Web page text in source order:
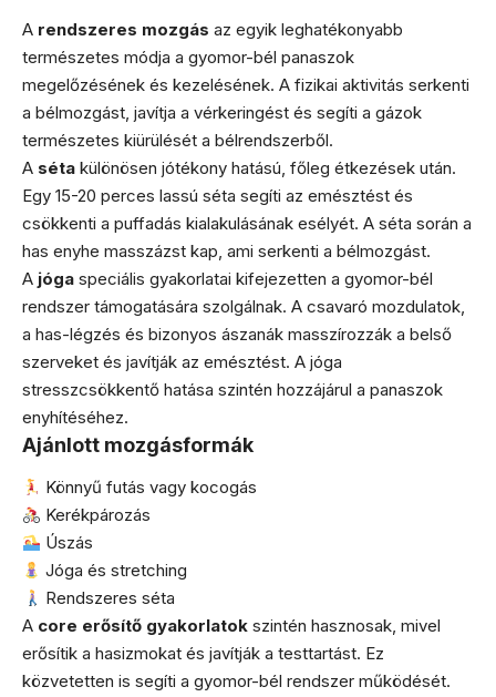
A rendszeres mozgás az egyik leghatékonyabb
természetes módja a gyomor-bél panaszok
megelőzésének és kezelésének. A fizikai aktivitás serkenti
a bélmozgást, javítja a vérkeringést és segíti a gázok
természetes kiürülését a bélrendszerből.
A séta különösen jótékony hatású, főleg étkezések után.
Egy 15-20 perces lassú séta segíti az emésztést és
csökkenti a puffadás kialakulásának esélyét. A séta során a
has enyhe masszázst kap, ami serkenti a bélmozgást.
A jóga speciális gyakorlatai kifejezetten a gyomor-bél
rendszer támogatására szolgálnak. A csavaró mozdulatok,
a has-légzés és bizonyos ászanák masszírozzák a belső
szerveket és javítják az emésztést. A jóga
stresszcsökkentő hatása szintén hozzájárul a panaszok
enyhítéséhez.
Ajánlott mozgásformák
Könnyű futás vagy kocogás
Kerékpározás
Úszás
Jóga és stretching
Rendszeres séta
A core erősítő gyakorlatok szintén hasznosak, mivel
erősítik a hasizmokat és javítják a testtartást. Ez
közvetetten is segíti a gyomor-bél rendszer működését.